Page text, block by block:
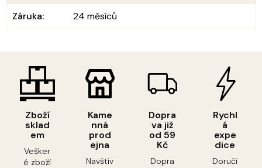
Zboží
sklad
em
Vešker
é zboží
Kame
nná
prod
ejna
Navštiv
Dopra
va již
od 59
Kč
Dopra
Rychl
á
expe
dice
Doručí
Záruka: 24 měsíců